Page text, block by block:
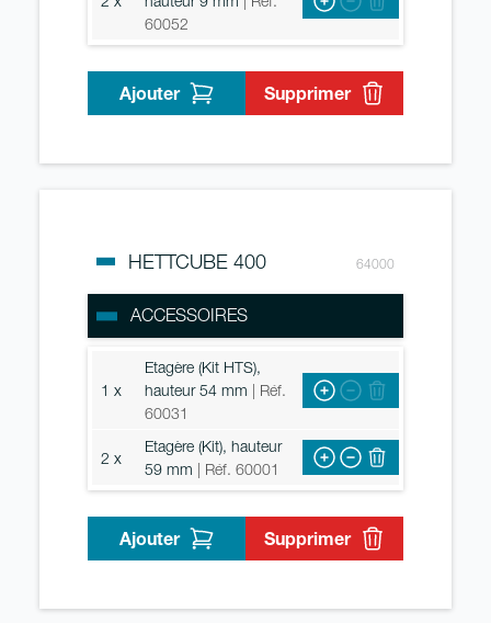
60052
Ajouter Supprimer
HETTCUBE 400 64000
ACCESSOIRES
1 x
Etagère (Kit HTS),
hauteur 54 mm | Réf.
60031
2 x
Etagère (Kit), hauteur
59 mm | Réf. 60001
Ajouter Supprimer